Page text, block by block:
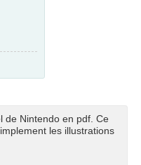
de Nintendo en pdf. Ce
les illustrations